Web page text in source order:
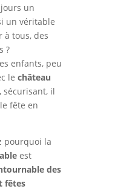
un
un véritable
tous, des
?
enfants, peu
le château
sécurisant, il
fête en
pourquoi la
est
des
fêtes